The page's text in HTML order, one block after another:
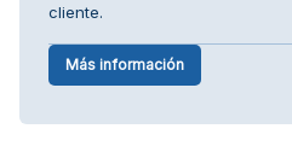
cliente.
Más información